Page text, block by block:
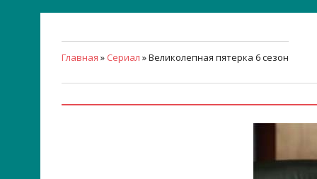
Главная » Сериал » Великолепная пятерка 6 сезон